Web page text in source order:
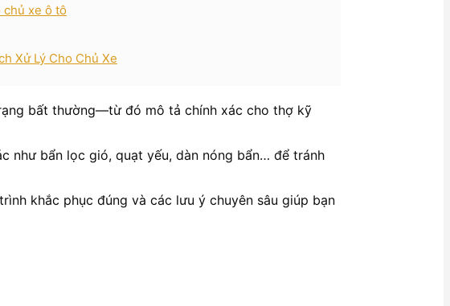
chủ xe ô tô
Xử Lý Cho Chủ Xe
bất thường—từ đó mô tả chính xác cho thợ kỹ
như bẩn lọc gió, quạt yếu, dàn nóng bẩn… để tránh
khắc phục đúng và các lưu ý chuyên sâu giúp bạn